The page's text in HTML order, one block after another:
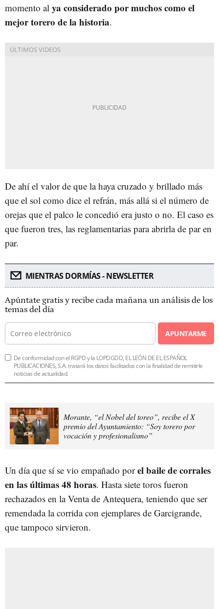
momento al ya considerado por muchos como el
mejor torero de la historia.
De ahí el valor de que la haya cruzado y brillado más
que el sol como dice el refrán, más allá si el número de
orejas que el palco le concedió era justo o no. El caso es
que fueron tres, las reglamentarias para abrirla de par en
par.
MIENTRAS DORMÍAS - NEWSLETTER
Apúntate gratis y recibe cada mañana un análisis de los
temas del día
APUNTARME
De conformidad con el RGPD y la LOPDGDD, EL LEÓN DE EL ESPAÑOL
PUBLICACIONES, S.A. tratará los datos facilitados con la finalidad de remitirle
noticias de actualidad.
Morante, “el Nobel del toreo”, recibe el X
premio del Ayuntamiento: “Soy torero por
vocación y profesionalismo”
Un día que sí se vio empañado porel baile de corrales
en las últimas 48 horas. Hasta siete toros fueron
rechazados en la Venta de Antequera, teniendo que ser
remendada la corrida con ejemplares de Garcigrande,
que tampoco sirvieron.